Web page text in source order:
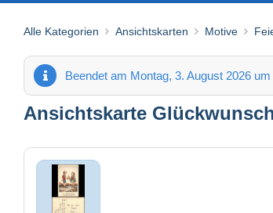
Alle Kategorien Ansichtskarten Motive
Beendet am Montag, 3. August 2026 um
Ansichtskarte